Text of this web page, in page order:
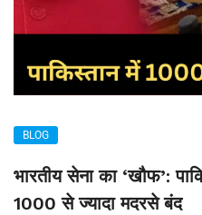
BLOG
भारतीय सेना का ‘खौफ’:
1000 से ज्‍यादा मदरसे बंद